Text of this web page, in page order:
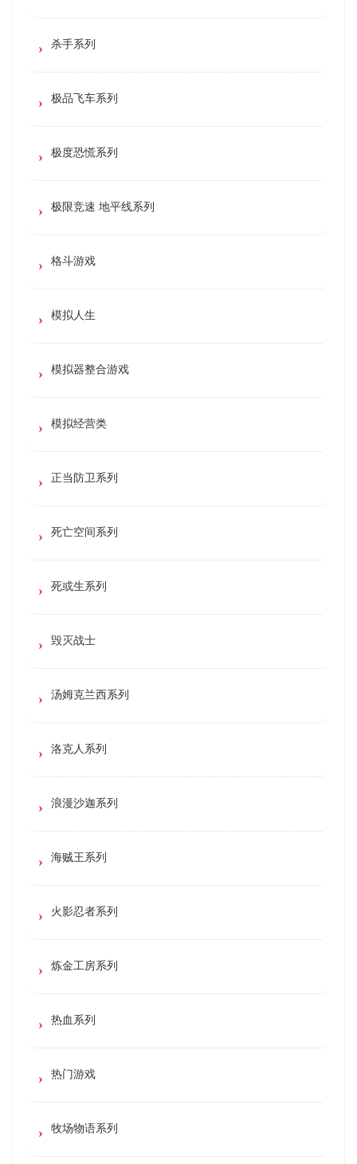
杀手系列
极品飞车系列
极度恐慌系列
极限竞速 地平线系列
格斗游戏
模拟人生
模拟器整合游戏
模拟经营类
正当防卫系列
死亡空间系列
死或生系列
毁灭战士
汤姆克兰西系列
洛克人系列
浪漫沙迦系列
海贼王系列
火影忍者系列
炼金工房系列
热血系列
热门游戏
牧场物语系列